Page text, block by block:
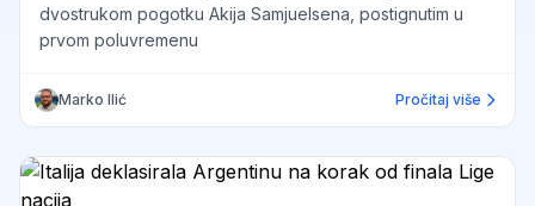
dvostrukom pogotku Akija Samjuelsena, postignutim u
prvom poluvremenu
Marko Ilić Pročitaj više